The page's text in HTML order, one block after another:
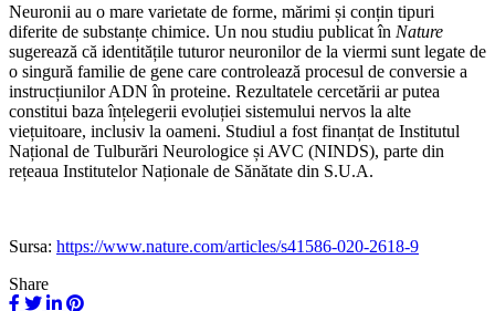
Neuronii au o mare varietate de forme, mărimi și conțin tipuri
diferite de substanțe chimice. Un nou studiu publicat în Nature
sugerează că identitățile tuturor neuronilor de la viermi sunt legate de
o singură familie de gene care controlează procesul de conversie a
instrucțiunilor ADN în proteine. Rezultatele cercetării ar putea
constitui baza înțelegerii evoluției sistemului nervos la alte
viețuitoare, inclusiv la oameni. Studiul a fost finanțat de Institutul
Național de Tulburări Neurologice și AVC (NINDS), parte din
rețeaua Institutelor Naționale de Sănătate din S.U.A.
Sursa: https://www.nature.com/articles/s41586-020-2618-9
Share